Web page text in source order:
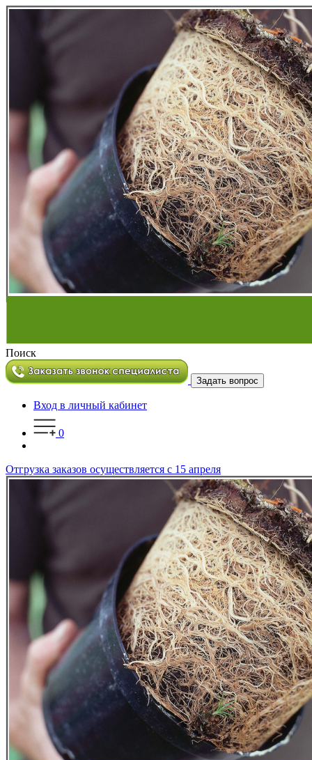
Поиск
Задать вопрос
Вход в личный кабинет
0
Отгрузка заказов осуществляется с 15 апреля